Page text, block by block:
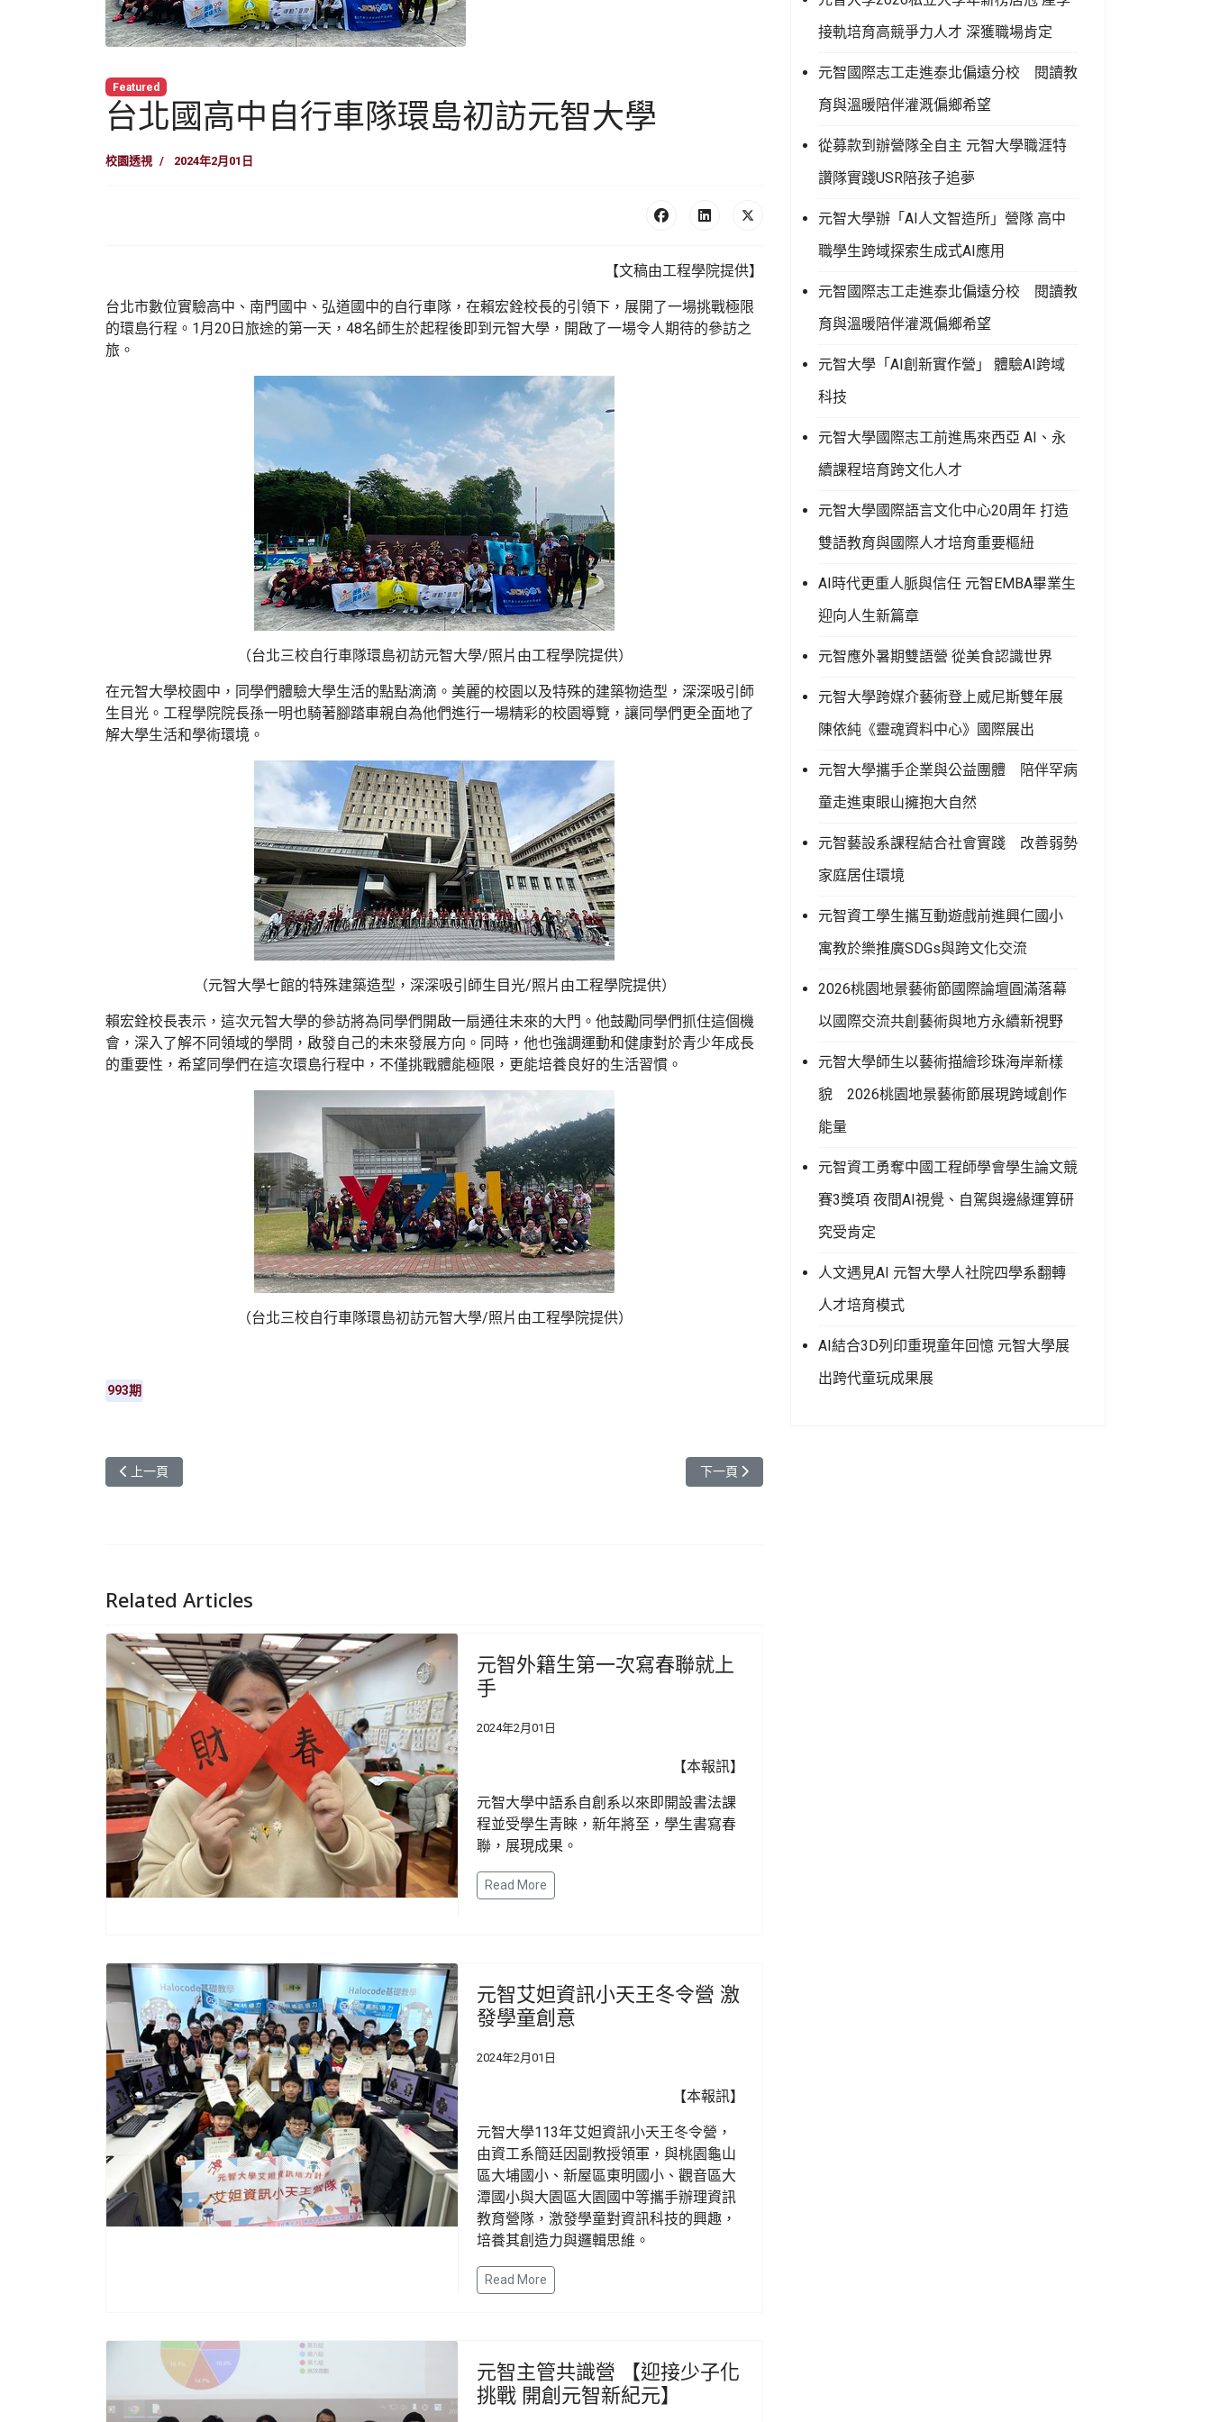
Featured
台北國高中自行車隊環島初訪元智大學
校園透視 2024年2月01日
【文稿由工程學院提供】
台北市數位實驗高中、南門國中、弘道國中的自行車隊，在賴宏銓校長的引領下，展開了一場挑戰極限
的環島行程。1月20日旅途的第一天，48名師生於起程後即到元智大學，開啟了一場令人期待的參訪之
旅。
（台北三校自行車隊環島初訪元智大學/照片由工程學院提供）
在元智大學校園中，同學們體驗大學生活的點點滴滴。美麗的校園以及特殊的建築物造型，深深吸引師
生目光。工程學院院長孫一明也騎著腳踏車親自為他們進行一場精彩的校園導覽，讓同學們更全面地了
解大學生活和學術環境。
（元智大學七館的特殊建築造型，深深吸引師生目光/照片由工程學院提供）
賴宏銓校長表示，這次元智大學的參訪將為同學們開啟一扇通往未來的大門。他鼓勵同學們抓住這個機
會，深入了解不同領域的學問，啟發自己的未來發展方向。同時，他也強調運動和健康對於青少年成長
的重要性，希望同學們在這次環島行程中，不僅挑戰體能極限，更能培養良好的生活習慣。
（台北三校自行車隊環島初訪元智大學/照片由工程學院提供）
993期
上一篇文章: 元智主管共識營 【迎接少子化挑戰 開創元智新紀元】
上一頁 下一篇文章: 元智外籍生第一次寫春聯就上手
下一頁
Related Articles
元智外籍生第一次寫春聯就上
手
2024年2月01日
【本報訊】
元智大學中語系自創系以來即開設書法課
程並受學生青睞，新年將至，學生書寫春
聯，展現成果。
Read More
元智艾妲資訊小天王冬令營 激
發學童創意
2024年2月01日
【本報訊】
元智大學113年艾妲資訊小天王冬令營，
由資工系簡廷因副教授領軍，與桃園龜山
區大埔國小、新屋區東明國小、觀音區大
潭國小與大園區大園國中等攜手辦理資訊
教育營隊，激發學童對資訊科技的興趣，
培養其創造力與邏輯思維。
Read More
元智主管共識營 【迎接少子化
挑戰 開創元智新紀元】
接軌培育高競爭力人才 深獲職場肯定
元智國際志工走進泰北偏遠分校 閱讀教
育與溫暖陪伴灌溉偏鄉希望
從募款到辦營隊全自主 元智大學職涯特
讚隊實踐USR陪孩子追夢
元智大學辦「AI人文智造所」營隊 高中
職學生跨域探索生成式AI應用
元智國際志工走進泰北偏遠分校 閱讀教
育與溫暖陪伴灌溉偏鄉希望
元智大學「AI創新實作營」 體驗AI跨域
科技
元智大學國際志工前進馬來西亞 AI、永
續課程培育跨文化人才
元智大學國際語言文化中心20周年 打造
雙語教育與國際人才培育重要樞紐
AI時代更重人脈與信任 元智EMBA畢業生
迎向人生新篇章
元智應外暑期雙語營 從美食認識世界
元智大學跨媒介藝術登上威尼斯雙年展
陳依純《靈魂資料中心》國際展出
元智大學攜手企業與公益團體 陪伴罕病
童走進東眼山擁抱大自然
元智藝設系課程結合社會實踐 改善弱勢
家庭居住環境
元智資工學生攜互動遊戲前進興仁國小
寓教於樂推廣SDGs與跨文化交流
2026桃園地景藝術節國際論壇圓滿落幕
以國際交流共創藝術與地方永續新視野
元智大學師生以藝術描繪珍珠海岸新樣
貌 2026桃園地景藝術節展現跨域創作
能量
元智資工勇奪中國工程師學會學生論文競
賽3獎項 夜間AI視覺、自駕與邊緣運算研
究受肯定
人文遇見AI 元智大學人社院四學系翻轉
人才培育模式
AI結合3D列印重現童年回憶 元智大學展
出跨代童玩成果展